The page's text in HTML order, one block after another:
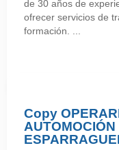
de 30 años de
ofrecer servicios de
formación. ...
Copy
AUTOMOCIÓN